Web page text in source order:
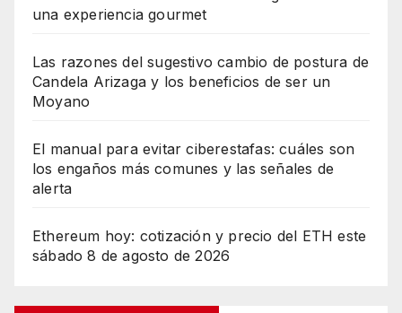
una experiencia gourmet
Las razones del sugestivo cambio de postura de
Candela Arizaga y los beneficios de ser un
Moyano
El manual para evitar ciberestafas: cuáles son
los engaños más comunes y las señales de
alerta
Ethereum hoy: cotización y precio del ETH este
sábado 8 de agosto de 2026